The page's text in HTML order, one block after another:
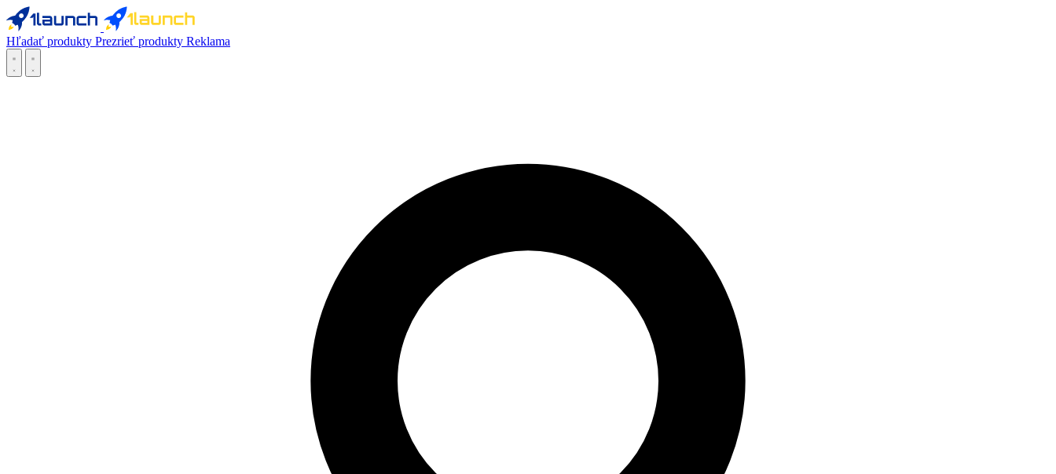
Hľadať produkty Prezrieť produkty Reklama